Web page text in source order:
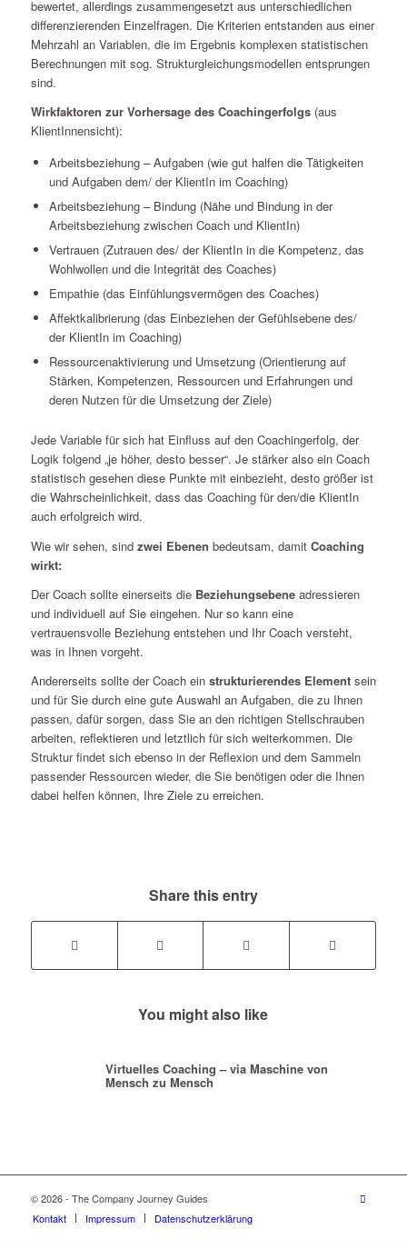
bewertet, allerdings zusammengesetzt aus unterschiedlichen
differenzierenden Einzelfragen. Die Kriterien entstanden aus einer
Mehrzahl an Variablen, die im Ergebnis komplexen statistischen
Berechnungen mit sog. Strukturgleichungsmodellen entsprungen
sind.
Wirkfaktoren zur Vorhersage des Coachingerfolgs(aus
KlientInnensicht):
Arbeitsbeziehung – Aufgaben (wie gut halfen die Tätigkeiten
und Aufgaben dem/ der KlientIn im Coaching)
Arbeitsbeziehung – Bindung (Nähe und Bindung in der
Arbeitsbeziehung zwischen Coach und KlientIn)
Vertrauen (Zutrauen des/ der KlientIn in die Kompetenz, das
Wohlwollen und die Integrität des Coaches)
Empathie (das Einfühlungsvermögen des Coaches)
Affektkalibrierung (das Einbeziehen der Gefühlsebene des/
der KlientIn im Coaching)
Ressourcenaktivierung und Umsetzung (Orientierung auf
Stärken, Kompetenzen, Ressourcen und Erfahrungen und
deren Nutzen für die Umsetzung der Ziele)
Jede Variable für sich hat Einfluss auf den Coachingerfolg, der
Logik folgend „je höher, desto besser“. Je stärker also ein Coach
statistisch gesehen diese Punkte mit einbezieht, desto größer ist
die Wahrscheinlichkeit, dass das Coaching für den/die KlientIn
auch erfolgreich wird.
Wie wir sehen, sind zwei Ebenen bedeutsam, damit Coaching
wirkt:
Der Coach sollte einerseits die Beziehungsebeneadressieren
und individuell auf Sie eingehen. Nur so kann eine
vertrauensvolle Beziehung entstehen und Ihr Coach versteht,
was in Ihnen vorgeht.
Andererseits sollte der Coach ein strukturierendes Elementsein
und für Sie durch eine gute Auswahl an Aufgaben, die zu Ihnen
passen, dafür sorgen, dass Sie an den richtigen Stellschrauben
arbeiten, reflektieren und letztlich für sich weiterkommen. Die
Struktur findet sich ebenso in der Reflexion und dem Sammeln
passender Ressourcen wieder, die Sie benötigen oder die Ihnen
dabei helfen können, Ihre Ziele zu erreichen.
Share this entry
You might also like
Virtuelles Coaching – via Maschine von
Mensch zu Mensch
© 2026 - The Company Journey Guides
Kontakt
Impressum Datenschutzerklärung